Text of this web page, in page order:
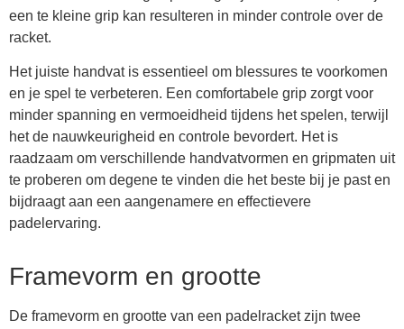
een te kleine grip kan resulteren in minder controle over de
racket.
Het juiste handvat is essentieel om blessures te voorkomen
en je spel te verbeteren. Een comfortabele grip zorgt voor
minder spanning en vermoeidheid tijdens het spelen, terwijl
het de nauwkeurigheid en controle bevordert. Het is
raadzaam om verschillende handvatvormen en gripmaten uit
te proberen om degene te vinden die het beste bij je past en
bijdraagt aan een aangenamere en effectievere
padelervaring.
Framevorm en grootte
De framevorm en grootte van een padelracket zijn twee